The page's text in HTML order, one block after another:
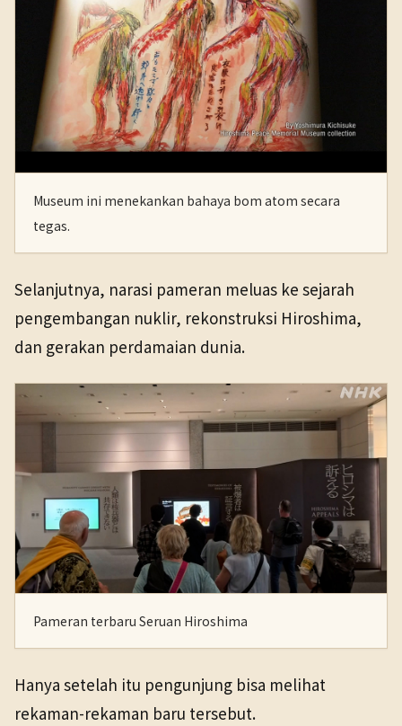
Museum ini menekankan bahaya bom atom secara
tegas.
Selanjutnya, narasi pameran meluas ke sejarah
pengembangan nuklir, rekonstruksi Hiroshima,
dan gerakan perdamaian dunia.
Pameran terbaru Seruan Hiroshima
Hanya setelah itu pengunjung bisa melihat
rekaman-rekaman baru tersebut.